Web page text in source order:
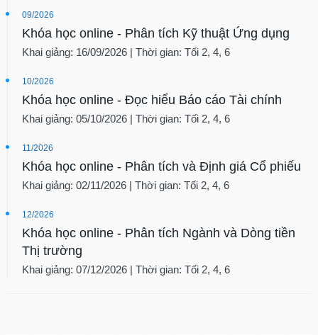
09/2026
Khóa học online - Phân tích Kỹ thuật Ứng dụng
Khai giảng: 16/09/2026 | Thời gian: Tối 2, 4, 6
10/2026
Khóa học online - Đọc hiểu Báo cáo Tài chính
Khai giảng: 05/10/2026 | Thời gian: Tối 2, 4, 6
11/2026
Khóa học online - Phân tích và Định giá Cổ phiếu
Khai giảng: 02/11/2026 | Thời gian: Tối 2, 4, 6
12/2026
Khóa học online - Phân tích Ngành và Dòng tiền
Thị trường
Khai giảng: 07/12/2026 | Thời gian: Tối 2, 4, 6